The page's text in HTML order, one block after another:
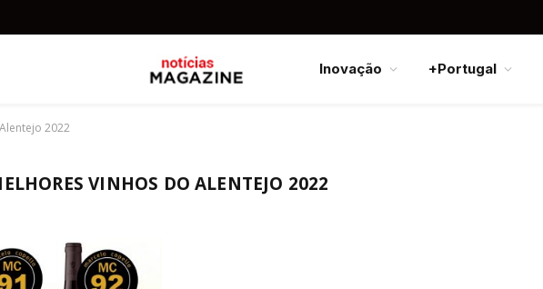
Inovação +Portugal
2022
VINHOS DO ALENTEJO 2022